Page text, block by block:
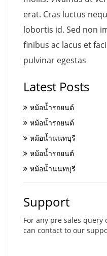
erat. Cras luctus
lobortis id. Sed non
finibus ac lacus et
pulvinar egestas
Latest Posts
หม้อน้ำรถยนต์
หม้อน้ำรถยนต์
หม้อน้ำนนทบุรี
หม้อน้ำรถยนต์
หม้อน้ำนนทบุรี
Support
For any pre sales
can contact to our